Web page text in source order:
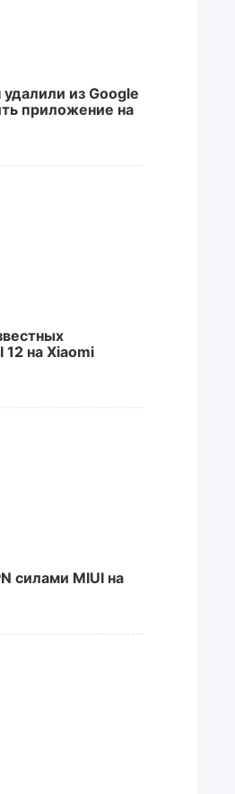
из Google
приложение на
12 на Xiaomi
силами MIUI на